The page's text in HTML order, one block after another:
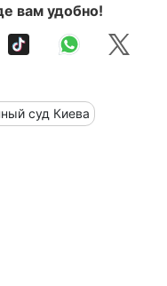
вам удобно!
суд Киева